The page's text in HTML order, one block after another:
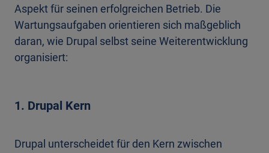
Aspekt für seinen erfolgreichen Betrieb. Die
Wartungsaufgaben orientieren sich maßgeblich
daran, wie Drupal selbst seine Weiterentwicklung
organisiert:
1. Drupal Kern
Drupal unterscheidet für den Kern zwischen